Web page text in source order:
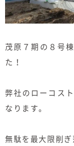
お問い合わ
茂原７期の８号
た！
弊社のローコス
なります。
無駄を最大限削ぎ